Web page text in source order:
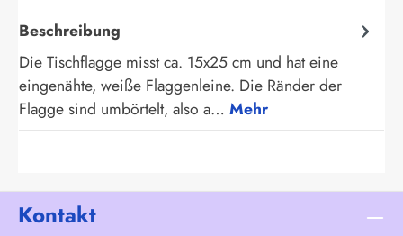
Beschreibung
Die Tischflagge misst ca. 15x25 cm und hat eine
eingenähte, weiße Flaggenleine. Die Ränder der
Flagge sind umbörtelt, also a… Mehr
Kontakt